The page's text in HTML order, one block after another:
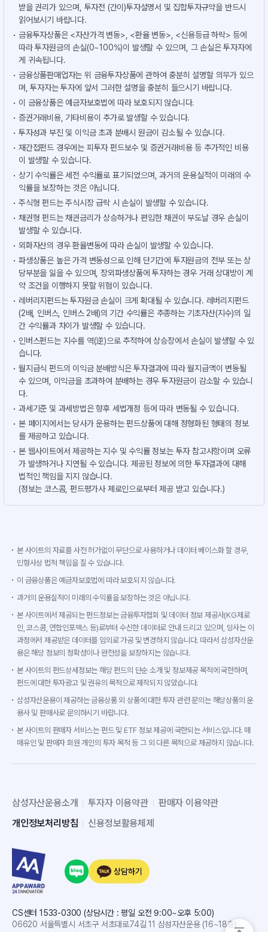
받을 권리가 있으며, 투자전 (간이)투자설명서 및 집합투자규약을 반드시
읽어보시기 바랍니다.
금융투자상품은 <자산가격 변동>, <환율 변동>, <신용등급 하락> 등에
따라 투자원금의 손실(0~100%)이 발생할 수 있으며, 그 손실은 투자자에
게 귀속됩니다.
금융상품판매업자는 위 금융투자상품에 관하여 충분히 설명할 의무가 있으
며, 투자자는 투자에 앞서 그러한 설명을 충분히 들으시기 바랍니다.
이 금융상품은 예금자보호법에 따라 보호되지 않습니다.
증권거래비용, 기타비용이 추가로 발생할 수 있습니다.
투자성과 부진 및 이익금 초과 분배시 원금이 감소될 수 있습니다.
재간접펀드 경우에는 피투자 펀드보수 및 증권거래비용 등 추가적인 비용
이 발생할 수 있습니다.
상기 수익률은 세전 수익률로 표기되었으며, 과거의 운용실적이 미래의 수
익률을 보장하는 것은 아닙니다.
주식형 펀드는 주식시장 급락 시 손실이 발생할 수 있습니다.
채권형 펀드는 채권금리가 상승하거나 편입한 채권이 부도날 경우 손실이
발생할 수 있습니다.
외화자산의 경우 환율변동에 따라 손실이 발생할 수 있습니다.
파생상품은 높은 가격 변동성으로 인해 단기간에 투자원금의 전부 또는 상
당부분을 잃을 수 있으며, 장외파생상품에 투자하는 경우 거래 상대방이 계
약 조건을 이행하지 못할 위험이 있습니다.
레버리지펀드는 투자원금 손실이 크게 확대될 수 있습니다. 레버리지펀드
(2배, 인버스, 인버스 2배)의 기간 수익률은 추종하는 기초자산(지수)의 일
간 수익률과 차이가 발생할 수 있습니다.
인버스펀드는 지수를 역(逆)으로 추적하여 상승장에서 손실이 발생할 수 있
습니다.
월지급식 펀드의 이익금 분배방식은 투자결과에 따라 월지급액이 변동될
수 있으며, 이익금을 초과하여 분배하는 경우 투자원금이 감소할 수 있습니
다.
과세기준 및 과세방법은 향후 세법개정 등에 따라 변동될 수 있습니다.
본 페이지에서는 당사가 운용하는 펀드상품에 대해 정형화된 형태의 정보
를 제공하고 있습니다.
본 웹사이트에서 제공하는 지수 및 수익률 정보는 투자 참고사항이며 오류
가 발생하거나 지연될 수 있습니다. 제공된 정보에 의한 투자결과에 대해
법적인 책임을 지지 않습니다.
(정보는 코스콤, 펀드평가사 제로인으로부터 제공 받고 있습니다.)
본 사이트의 자료를 사전 허가없이 무단으로 사용하거나 데이터 베이스화 할 경우,
민형사상 법적 책임을 질 수 있습니다.
이 금융상품은 예금자보호법에 따라 보호되지 않습니다.
과거의 운용실적이 미래의 수익률을 보장하는 것은 아닙니다.
본 사이트에서 제공되는 펀드정보는 금융투자협회 및 데이터 정보 제공사(KG제로
인, 코스콤, 연합인포맥스 등)로부터 수신한 데이터로 안내 드리고 있으며, 당사는 이
과정에서 제공받은 데이터를 임의로 가공 및 변경하지 않습니다. 따라서 삼성자산운
용은 해당 정보의 정확성이나 완전성을 보장하지는 않습니다.
본 사이트의 펀드상세정보는 해당 펀드의 단순 소개 및 정보제공 목적에 국한하며,
펀드에 대한 투자광고 및 권유의 목적으로 제작되지 않았습니다.
삼성자산운용이 제공하는 금융상품 외 상품에 대한 투자 관련 문의는 해당상품의 운
용사 및 판매사로 문의하시기 바랍니다.
본 사이트의 판매자 서비스는 펀드 및 ETF 정보 제공에 국한되는 서비스입니다. 매
매유인 및 판매자 회원 개인의 투자 목적 등 그 외 다른 목적으로 제공하지 않습니다.
삼성자산운용소개 투자자 이용약관
판매자 이용약관
개인정보처리방침
신용정보활용체제
상담하기
CS센터 1533-0300 (상담시간 : 평일 오전 9:00~오후 5:00)
06620 서울특별시 서초구 서초대로74길 11 삼성자산운용 (16~18층)